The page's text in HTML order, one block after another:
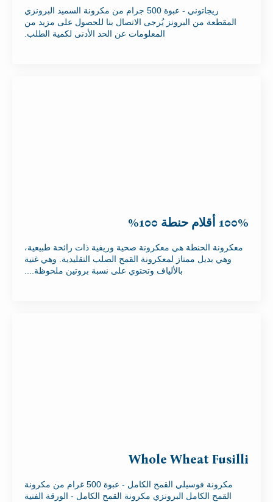
ريجاتوني - عبوة 500 جرام من مكرونة السميد البرونزي
المقطعة من البرونز يُرجى الاتصال بنا للحصول على مزيد من
المعلومات عن الحد الأدنى لكمية الطلب.
100% أقلام حنطة 100%
معكرونة الحنطة هي معكرونة صحية وريفية ذات رائحة طبيعية،
وهي بديل ممتاز لمعكرونة القمح الصلب التقليدية. وهي غنية
بالألياف وتحتوي على نسبة بروتين ملحوظة....
Whole Wheat Fusilli
مكرونة فوسيلي القمح الكامل - عبوة 500 غرام من مكرونة
القمح الكامل البرونزي مكرونة القمح الكامل - الورقة الفنية